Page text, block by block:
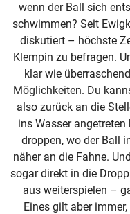
wenn der Ball sich
schwimmen? Seit
diskutiert – höchste
Klempin zu befragen.
klar wie
Möglichkeiten. Du
also zurück an die
ins Wasser
droppen, wo der Ball
näher an die Fahne.
sogar direkt in die
aus weiterspielen –
Eines gilt aber